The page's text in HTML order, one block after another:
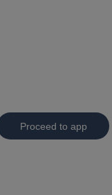
Proceed to app